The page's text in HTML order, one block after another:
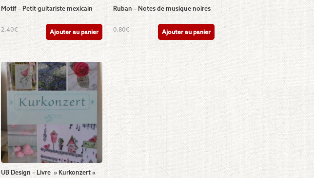
Motif – Petit guitariste mexicain
2.40€ Ajouter au panier
Ruban – Notes de musique noires
0.80€ Ajouter au panier
UB Design – Livre » Kurkonzert «